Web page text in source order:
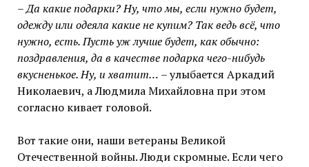
– Да какие подарки? Ну, что мы, если нужно будет,
одежду или одеяла какие не купим? Так ведь всё, что
нужно, есть. Пусть уж лучше будет, как обычно:
поздравления, да в качестве подарка чего-нибудь
вкусненькое. Ну, и хватит… – улыбается Аркадий
Николаевич, а Людмила Михайловна при этом
согласно кивает головой.
Вот такие они, наши ветераны Великой
Отечественной войны. Люди скромные. Если чего